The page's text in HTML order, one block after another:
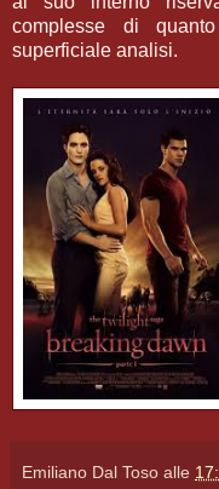
complesse di
superficiale analisi.
Emiliano Dal Toso alle